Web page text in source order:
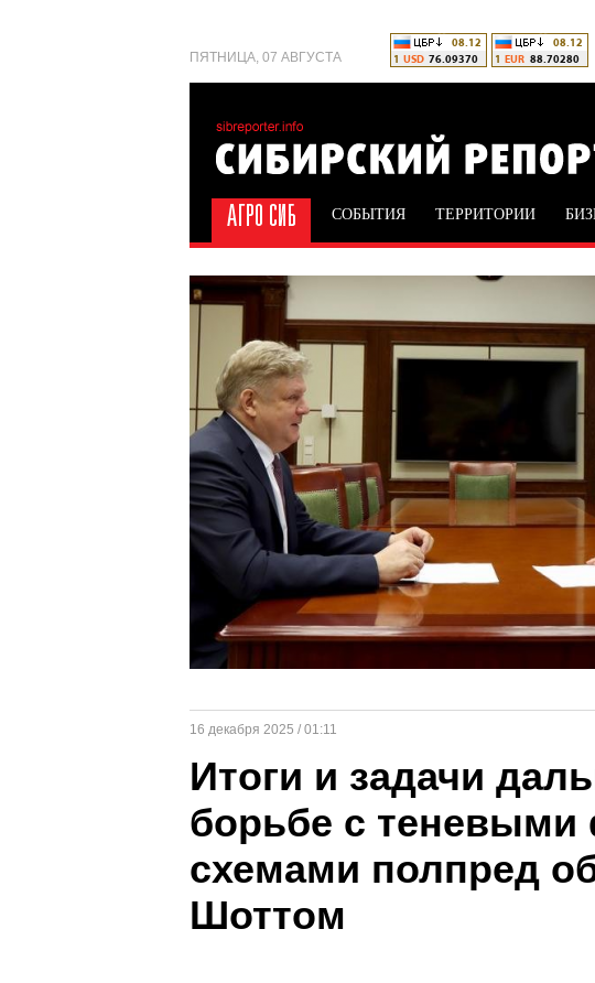
ПЯТНИЦА, 07 АВГУСТА
СОБЫТИЯ ТЕРРИТОРИИ
16 декабря 2025 / 01:11
Итоги и задачи
борьбе с
схемами полпред
Шоттом